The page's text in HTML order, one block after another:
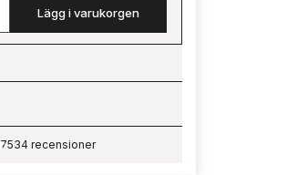
Lägg i varukorgen
7534 recensioner